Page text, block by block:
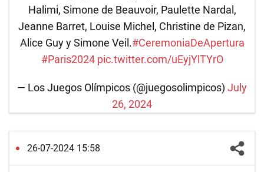
Halimi, Simone de Beauvoir, Paulette Nardal,
Jeanne Barret, Louise Michel, Christine de Pizan,
Alice Guy y Simone Veil.#CeremoniaDeApertura
#Paris2024 pic.twitter.com/uEyjYlTYrO
— Los Juegos Olímpicos (@juegosolimpicos) July
26, 2024
26-07-2024 15:58